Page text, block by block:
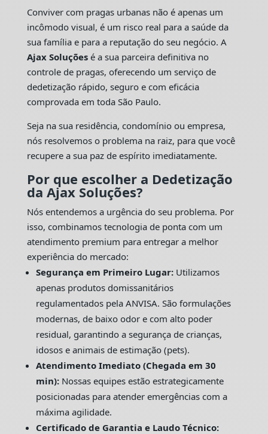
Conviver com pragas urbanas não é apenas um
incômodo visual, é um risco real para a saúde da
sua família e para a reputação do seu negócio. A
Ajax Soluçõesé a sua parceira definitiva no
controle de pragas, oferecendo um serviço de
dedetização rápido, seguro e com eficácia
comprovada em toda São Paulo.
Seja na sua residência, condomínio ou empresa,
nós resolvemos o problema na raiz, para que você
recupere a sua paz de espírito imediatamente.
Por que escolher a Dedetização
da Ajax Soluções?
Nós entendemos a urgência do seu problema. Por
isso, combinamos tecnologia de ponta com um
atendimento premium para entregar a melhor
experiência do mercado:
Segurança em Primeiro Lugar:Utilizamos
apenas produtos domissanitários
regulamentados pela ANVISA. São formulações
modernas, de baixo odor e com alto poder
residual, garantindo a segurança de crianças,
idosos e animais de estimação (pets).
Atendimento Imediato (Chegada em 30
min):Nossas equipes estão estrategicamente
posicionadas para atender emergências com a
máxima agilidade.
Certificado de Garantia e Laudo Técnico: